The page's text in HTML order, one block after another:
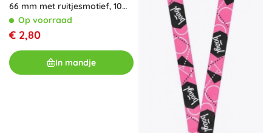
66 mm met ruitjesmotief, 10
stuksOp voorraad
€ 2,80
In mandje